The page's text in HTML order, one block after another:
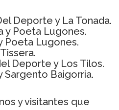
Deporte y La Tonada.
y Poeta Lugones.
Poeta Lugones.
Deporte y Los Tilos.
Sargento Baigorria.
y visitantes que